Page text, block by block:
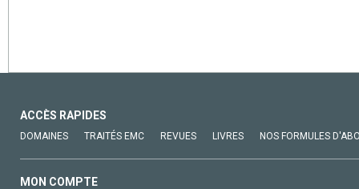
ACCÈS RAPIDES
DOMAINES TRAITÉS EMC REVUES LIVRES NOS FORMULES
MON COMPTE